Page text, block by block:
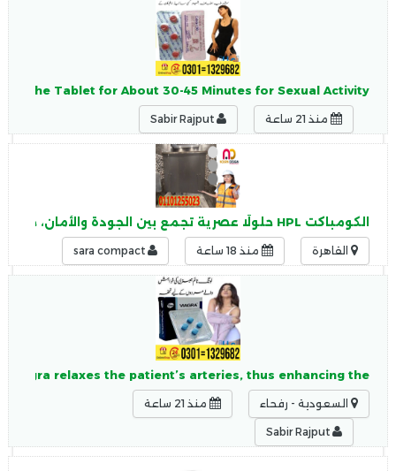
the Tablet for About 30-45 Minutes for Sexual Activity.
منذ 21 ساعة
الكومباكت HPL حلولًا عصرية تجمع بين الجودة والأمان، حيث يتميز الكومباكت HPL بـ: مقاومة عالية للرطوبة
القاهرة منذ 18 ساعة
Viagra relaxes the patient’s arteries, thus enhancing the
السعودية - رفحاء منذ 21 ساعة